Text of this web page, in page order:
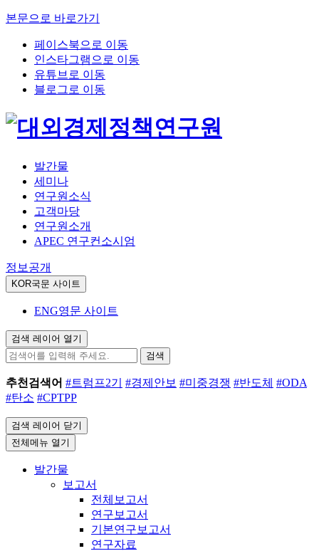
본문으로 바로가기
페이스북으로 이동
인스타그램으로 이동
유튜브로 이동
블로그로 이동
발간물
세미나
연구원소식
고객마당
연구원소개
APEC 연구컨소시엄
정보공개
KOR국문 사이트
ENG영문 사이트
검색 레이어 열기
검색
추천검색어 #트럼프2기 #경제안보 #미중경쟁 #반도체 #ODA
#탄소 #CPTPP
검색 레이어 닫기
전체메뉴 열기
발간물
보고서
전체보고서
연구보고서
기본연구보고서
연구자료